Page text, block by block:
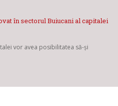
în sectorul Buiucani al capitalei
vor avea posibilitatea să-și